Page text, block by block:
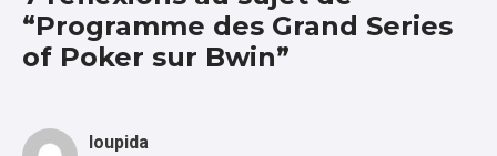
“Programme des Grand Series
of Poker sur Bwin”
loupida